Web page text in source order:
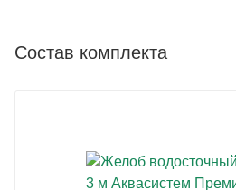
Состав комплекта